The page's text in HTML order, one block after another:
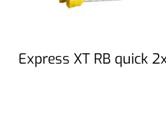
Express XT RB quick